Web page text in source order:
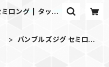
ロング | タック
バンブルズジグ セミロン